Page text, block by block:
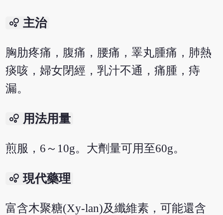
bubble_chart 主治
胸肋疼痛，腹痛，腰痛，睪丸腫痛，肺熱
痰咳，婦女閉經，乳汁不通，痛腫，痔
漏。
bubble_chart 用法用量
煎服，6～10g。大劑量可用至60g。
bubble_chart 現代藥理
富含木聚糖(Xy-lan)及纖維素，可能還含